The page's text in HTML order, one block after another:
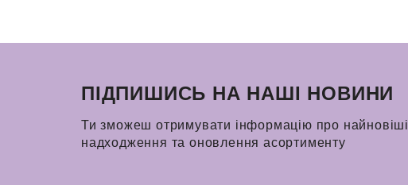
ПІДПИШИСЬ НА НАШІ НОВИНИ
Ти зможеш отримувати інформацію про найновіші
надходження та оновлення асортименту